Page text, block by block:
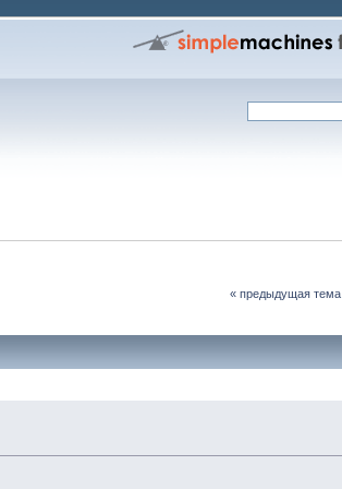
« предыдущая тема